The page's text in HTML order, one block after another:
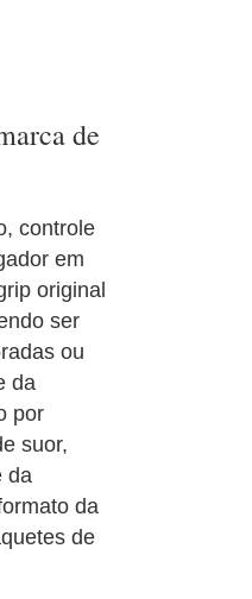
de
controle
em
original
ser
ou
da
por
suor,
da
da
de